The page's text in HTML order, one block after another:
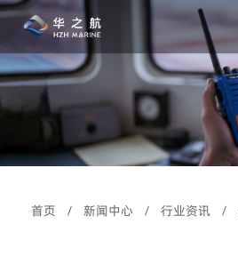
首页 / 新闻中心 / 行业资讯 /